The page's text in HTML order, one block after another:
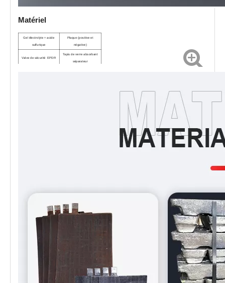
Matériel
Gel électrolyte +acide
sulfurique
Plaque (positive et
négative)
Valve de sécurité EPDR
Tapis de verre absorbant
séparateur